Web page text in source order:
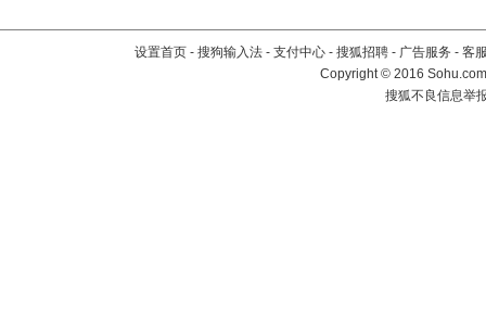
设置首页 - 搜狗输入法 - 支付中心 - 搜狐招聘 - 广告服务 - 客
Copyright©2016
搜狐不良信息举